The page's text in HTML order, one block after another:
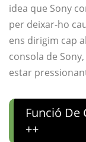
idea que Sony
per deixar-ho
ens dirigim cap
consola de
estar
Funció De
++